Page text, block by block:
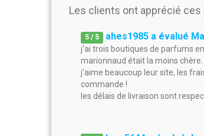
Les clients ont apprécié ces
5 / 5 ahes1985 a évalué
j'ai trois boutiques de parfums
marionnaud était la moins chère.
j'aime beaucoup leur site, les
commande !
les délais de livraison sont